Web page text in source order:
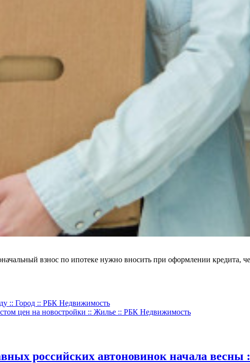
взнос по ипотеке нужно вносить при оформлении кредита,
:: Город :: РБК Недвижимость
цен на новостройки :: Жилье :: РБК Недвижимость
российских автоновинок начала весны